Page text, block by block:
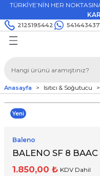
TÜRKİYE’NİN HER
2125195442
Geri
Geri
Aletleri
Ev Aletleri
Bakım
Geri
Geri
Hava Temizleyici
Anasayfa Isıtıcı & Soğutucu
Yeni
Baleno
BALENO SF 8 BAAC
1.850,00 ₺ KDV Dahil